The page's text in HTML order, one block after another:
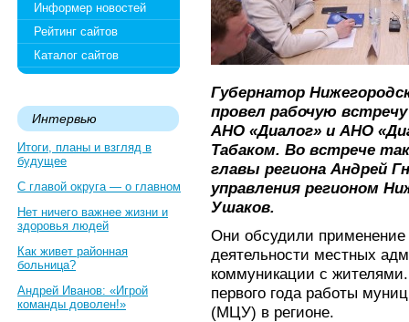
Информер новостей
Рейтинг сайтов
Каталог сайтов
Интервью
Итоги, планы и взгляд в
будущее
С главой округа — о главном
Нет ничего важнее жизни и
здоровья людей
Как живет районная
больница?
Андрей Иванов: «Игрой
команды доволен!»
Губернатор
провел рабочую
АНО «Диалог» и АНО
Табаком. Во встрече
главы региона Андрей
управления регионом
Ушаков.
Они обсудили
деятельности местных
коммуникации с
первого года работы
(МЦУ) в регионе.